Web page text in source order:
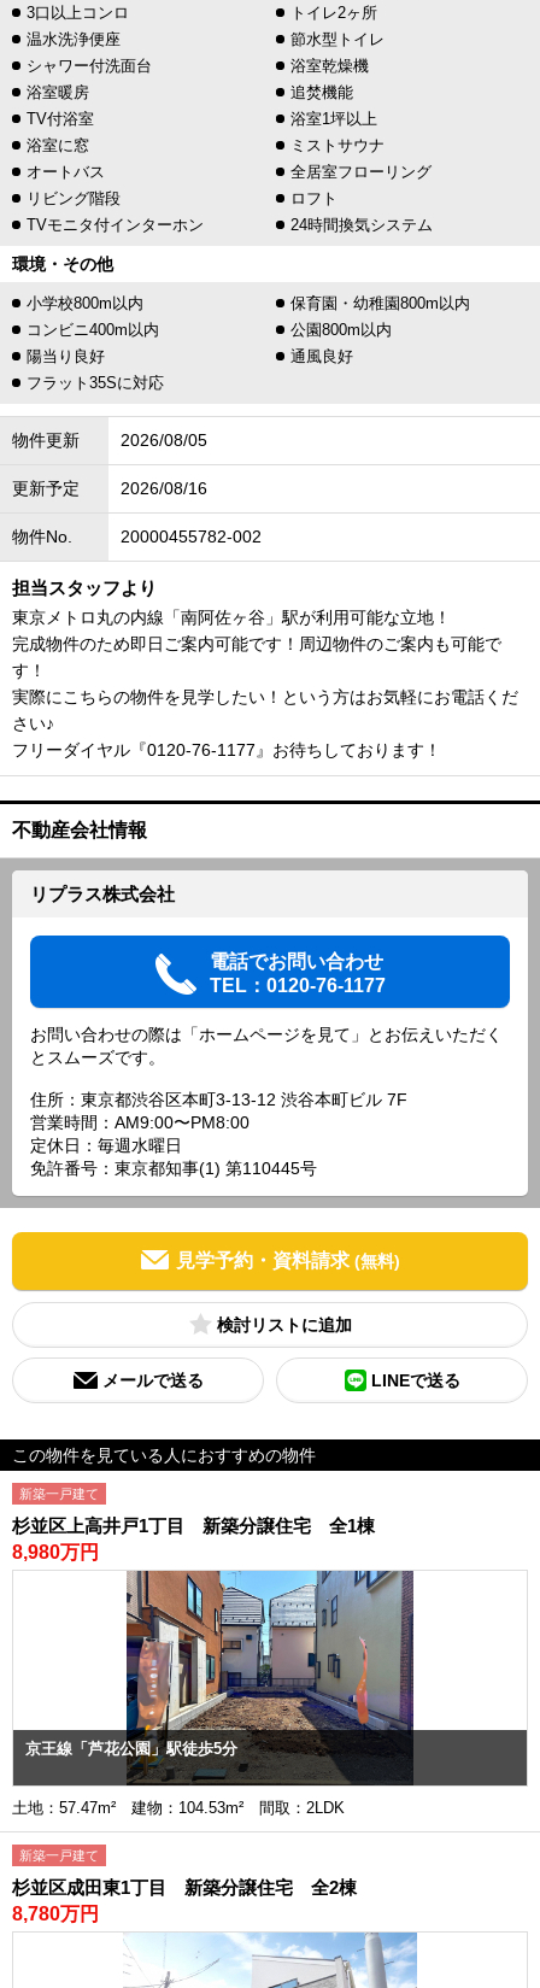
3口以上コンロ
トイレ2ヶ所
温水洗浄便座
節水型トイレ
シャワー付洗面台
浴室乾燥機
浴室暖房
追焚機能
TV付浴室
浴室1坪以上
浴室に窓
ミストサウナ
オートバス
全居室フローリング
リビング階段
ロフト
TVモニタ付インターホン
24時間換気システム
環境・その他
小学校800m以内
保育園・幼稚園800m以内
コンビニ400m以内
公園800m以内
陽当り良好
通風良好
フラット35Sに対応
物件更新 2026/08/05
更新予定 2026/08/16
物件No. 20000455782-002
担当スタッフより
東京メトロ丸の内線「南阿佐ヶ谷」駅が利用可能な立地！
完成物件のため即日ご案内可能です！周辺物件のご案内も可能で
す！
実際にこちらの物件を見学したい！という方はお気軽にお電話くだ
さい♪
フリーダイヤル『0120-76-1177』お待ちしております！
不動産会社情報
リプラス株式会社
電話でお問い合わせ
TEL：0120-76-1177
お問い合わせの際は「ホームページを見て」とお伝えいただく
とスムーズです。
住所：東京都渋谷区本町3-13-12 渋谷本町ビル 7F
営業時間：AM9:00〜PM8:00
定休日：毎週水曜日
免許番号：東京都知事(1) 第110445号
見学予約・資料請求 (無料)
検討リスト
メールで送る LINEで送る
この物件を見ている人におすすめの物件
新築一戸建て
杉並区上高井戸1丁目 新築分譲住宅 全1棟
8,980万円
京王線「芦花公園」駅徒歩5分
土地：57.47m² 建物：104.53m² 間取：2LDK
新築一戸建て
杉並区成田東1丁目 新築分譲住宅 全2棟
8,780万円